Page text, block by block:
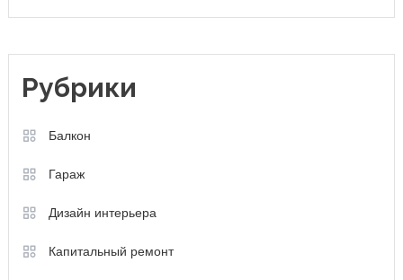
Рубрики
Балкон
Гараж
Дизайн интерьера
Капитальный ремонт